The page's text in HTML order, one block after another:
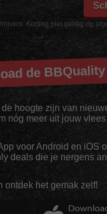
Korting niet geldig op
de
hoogte zijn van
nóg meer uit jouw
voor Android en iOS
deals die je nergens
ontdek het gemak zelf!